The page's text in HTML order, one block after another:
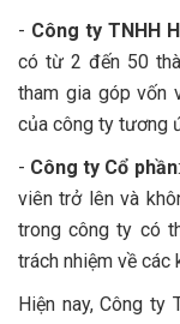
- Công ty TNHH
có từ 2 đến 50
tham gia góp vốn
của công ty tương
- Công ty Cổ phần
viên trở lên và
trong công ty có
trách nhiệm về các
Hiện nay, Công ty